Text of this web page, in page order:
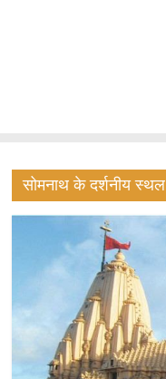
सोमनाथ के दर्शनीय स्थल